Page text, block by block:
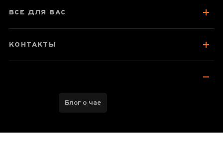
ВСЕ ДЛЯ ВАС
КОНТАКТЫ
Блог о чае